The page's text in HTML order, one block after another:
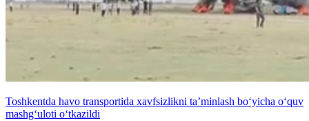
Toshkentda havo transportida xavfsizlikni ta’minlash bo‘yicha o‘quv
mashg‘uloti o‘tkazildi